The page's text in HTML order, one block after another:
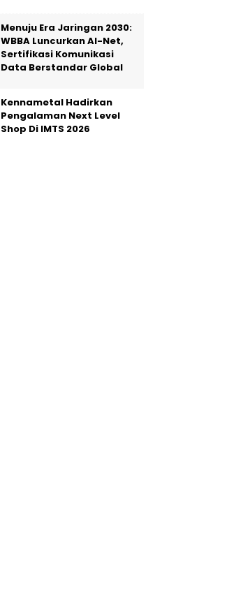
Menuju Era Jaringan 2030:
WBBA Luncurkan AI-Net,
Sertifikasi Komunikasi
Data Berstandar Global
Kennametal Hadirkan
Pengalaman Next Level
Shop Di IMTS 2026